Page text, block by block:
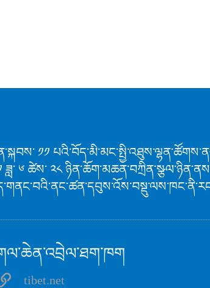
༡༡
ཟླ་ ༦ ཚེས་ ༢༨
tibet.net